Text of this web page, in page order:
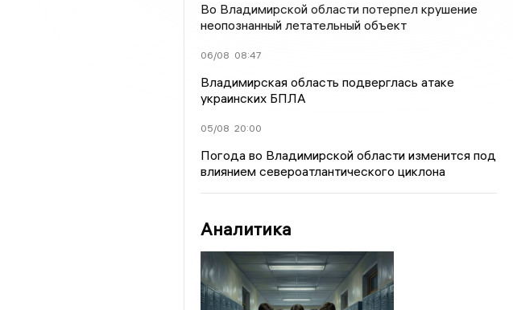
Во Владимирской области потерпел крушение
неопознанный летательный объект
06/08 08:47
Владимирская область подверглась атаке
украинских БПЛА
05/08 20:00
Погода во Владимирской области изменится под
влиянием североатлантического циклона
Аналитика